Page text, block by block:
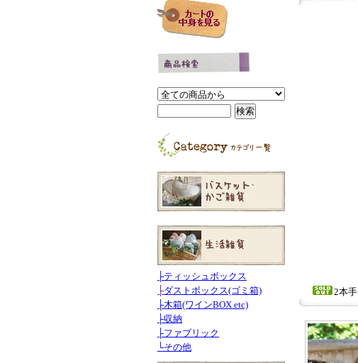
2本
├ティッシュボックス
├ダストボックス(ゴミ箱)
├木箱(ワインBOX etc)
├収納
├ファブリック
└その他